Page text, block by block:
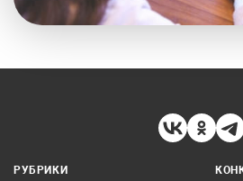
РУБРИКИ